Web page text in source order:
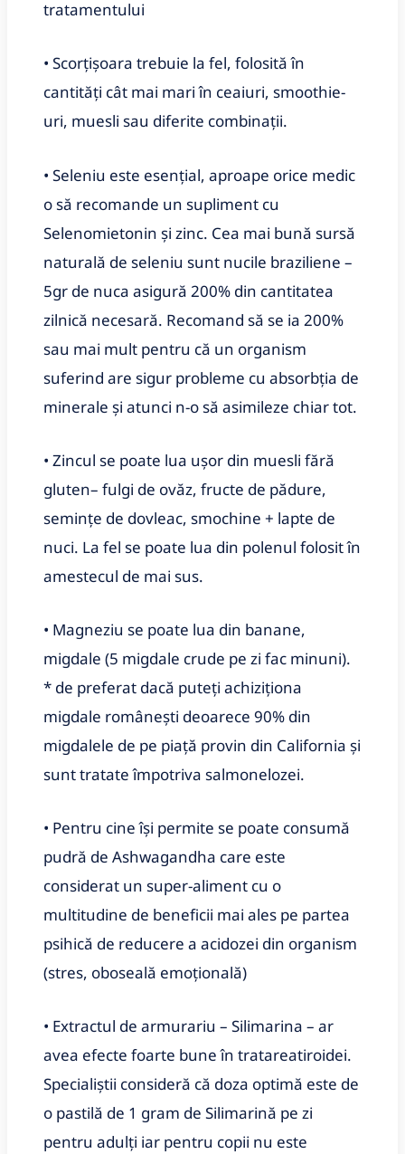
tratamentului
• Scorţişoara trebuie la fel, folosită în
cantităţi cât mai mari în ceaiuri, smoothie-
uri, muesli sau diferite combinaţii.
• Seleniu este esenţial, aproape orice medic
o să recomande un supliment cu
Selenomietonin şi zinc. Cea mai bună sursă
naturală de seleniu sunt nucile braziliene –
5gr de nuca asigură 200% din cantitatea
zilnică necesară. Recomand să se ia 200%
sau mai mult pentru că un organism
suferind are sigur probleme cu absorbţia de
minerale şi atunci n-o să asimileze chiar tot.
• Zincul se poate lua uşor din muesli fără
gluten– fulgi de ovăz, fructe de pădure,
seminţe de dovleac, smochine + lapte de
nuci. La fel se poate lua din polenul folosit în
amestecul de mai sus.
• Magneziu se poate lua din banane,
migdale (5 migdale crude pe zi fac minuni).
* de preferat dacă puteți achiziționa
migdale românești deoarece 90% din
migdalele de pe piață provin din California și
sunt tratate împotriva salmonelozei.
• Pentru cine îşi permite se poate consumă
pudră de Ashwagandha care este
considerat un super-aliment cu o
multitudine de beneficii mai ales pe partea
psihică de reducere a acidozei din organism
(stres, oboseală emoţională)
• Extractul de armurariu – Silimarina – ar
avea efecte foarte bune în tratareatiroidei.
Specialiștii consideră că doza optimă este de
o pastilă de 1 gram de Silimarină pe zi
pentru adulți iar pentru copii nu este